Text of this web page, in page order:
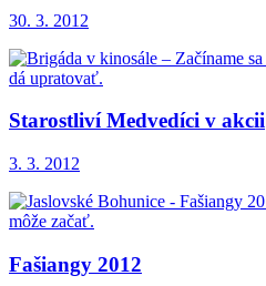
30. 3. 2012
Starostliví Medvedíci v akcii
3. 3. 2012
Fašiangy 2012